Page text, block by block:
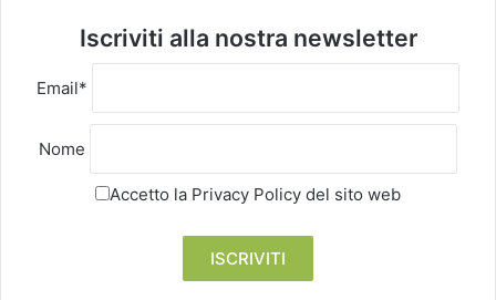
Iscriviti alla nostra newsletter
Email*
Nome
Accetto la Privacy Policy del sito web